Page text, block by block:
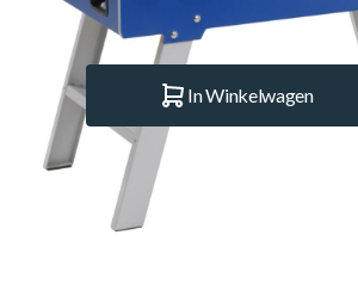
€ 1.150.–
Aantal
In Winkelwagen
Korte Beschrijving